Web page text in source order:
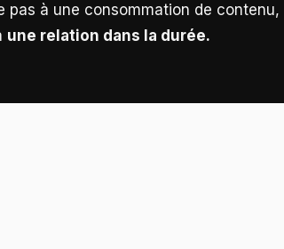
pas à une consommation de contenu,
une relation dans la durée.